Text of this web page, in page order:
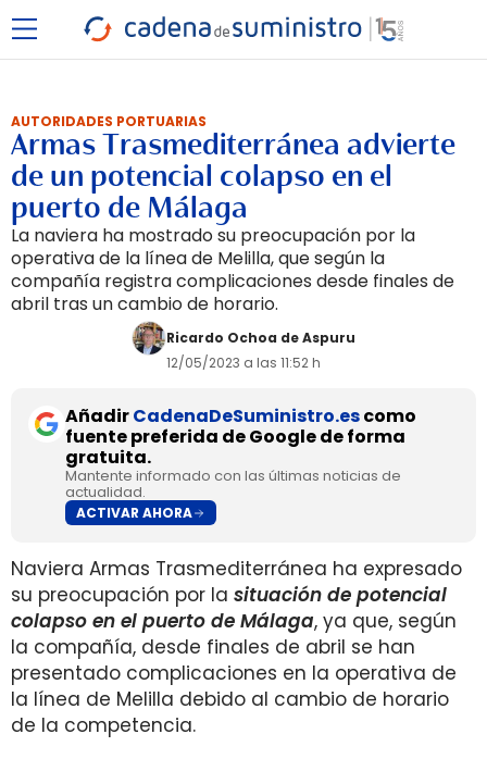
AUTORIDADES PORTUARIAS
Armas Trasmediterránea advierte
de un potencial colapso en el
puerto de Málaga
La naviera ha mostrado su preocupación por la
operativa de la línea de Melilla, que según la
compañía registra complicaciones desde finales de
abril tras un cambio de horario.
Ricardo Ochoa de Aspuru
12/05/2023 a las 11:52 h
AñadirCadenaDeSuministro.escomo
fuente preferida de Google de forma
gratuita.
Mantente informado con las últimas noticias de
actualidad.
ACTIVAR AHORA
Naviera Armas Trasmediterránea ha expresado
su preocupación por la situación de potencial
colapso en el puerto de Málaga, ya que, según
la compañía, desde finales de abril se han
presentado complicaciones en la operativa de
la línea de Melilla debido al cambio de horario
de la competencia.